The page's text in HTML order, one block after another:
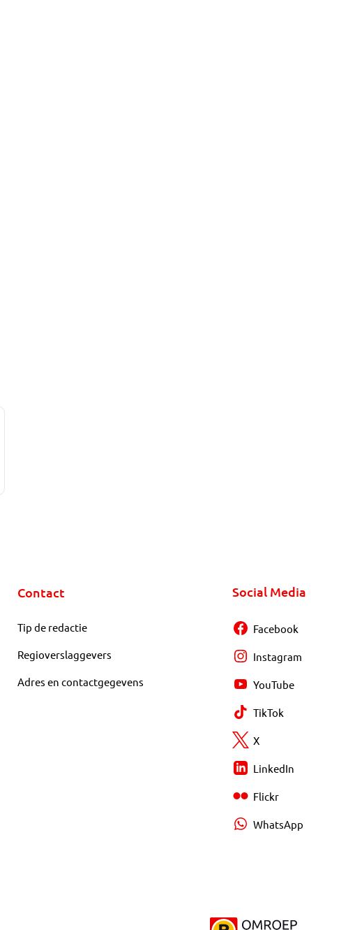
Contact
Tip de redactie
Regioverslaggevers
Adres en contactgegevens
Social Media
Facebook
Instagram
YouTube
TikTok
X
LinkedIn
Flickr
WhatsApp